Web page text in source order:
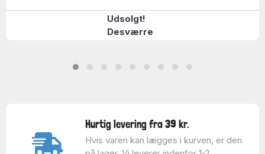
Udsolgt!
Desværre
Hurtig levering fra 39 kr.
Hvis varen kan lægges i kurven, er den